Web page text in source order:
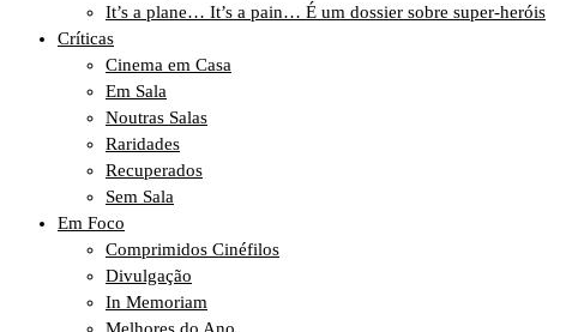
It’s a plane… It’s a pain… É um dossier sobre super-heróis
Críticas
Cinema em Casa
Em Sala
Noutras Salas
Raridades
Recuperados
Sem Sala
Em Foco
Comprimidos Cinéfilos
Divulgação
In Memoriam